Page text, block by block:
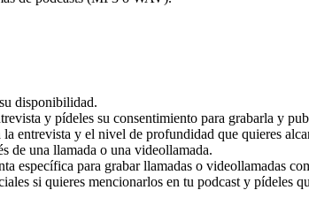
disponibilidad.
y pídeles su consentimiento para grabarla y
entrevista y el nivel de profundidad que quieres
de una llamada o una videollamada.
específica para grabar llamadas o videollamadas
si quieres mencionarlos en tu podcast y pídeles